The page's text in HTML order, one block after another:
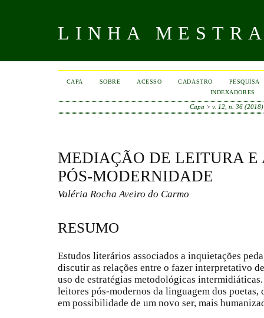
LINHA
CAPA SOBRE ACESSO CADASTRO
PESQUISA
INDEXADORES
Capa > v. 12, n. 36 (2018)
MEDIAÇÃO DE LEITURA E
PÓS-MODERNIDADE
Valéria Rocha Aveiro do Carmo
RESUMO
Estudos literários associados a inquietações
discutir as relações entre o fazer interpretativo
uso de estratégias metodológicas
leitores pós-modernos da linguagem dos
em possibilidade de um novo ser, mais